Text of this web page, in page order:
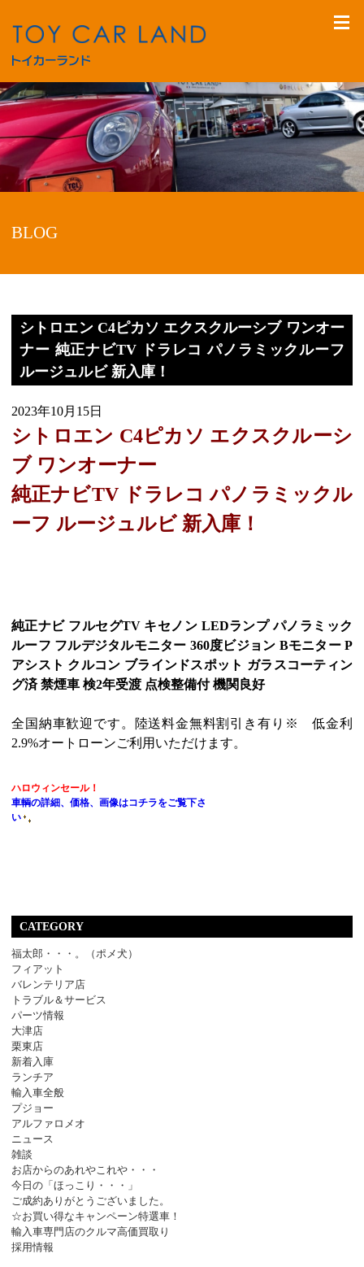
BLOG
シトロエン C4ピカソ エクスクルーシブ ワンオー
ナー 純正ナビTV ドラレコ パノラミックルーフ
ルージュルビ 新入庫！
2023年10月15日
シトロエン C4ピカソ エクスクルーシ
ブ ワンオーナー
純正ナビTV ドラレコ パノラミックル
ーフ ルージュルビ 新入庫！
純正ナビ フルセグTV キセノン LEDランプ パノラミック
ルーフ フルデジタルモニター 360度ビジョン Bモニター P
アシスト クルコン ブラインドスポット ガラスコーティン
グ済 禁煙車 検2年受渡 点検整備付 機関良好
全国納車歓迎です。陸送料金無料割引き有り※ 低金利
2.9%オートローンご利用いただけます。
ハロウィンセール！
車輌の詳細、価格、画像はコチラをご覧下さ
い
CATEGORY
福太郎・・・。（ポメ犬）
フィアット
バレンテリア店
トラブル＆サービス
パーツ情報
大津店
栗東店
新着入庫
ランチア
輸入車全般
プジョー
アルファロメオ
ニュース
雑談
お店からのあれやこれや・・・
今日の「ほっこり・・・」
ご成約ありがとうございました。
☆お買い得なキャンペーン特選車！
輸入車専門店のクルマ高価買取り
採用情報